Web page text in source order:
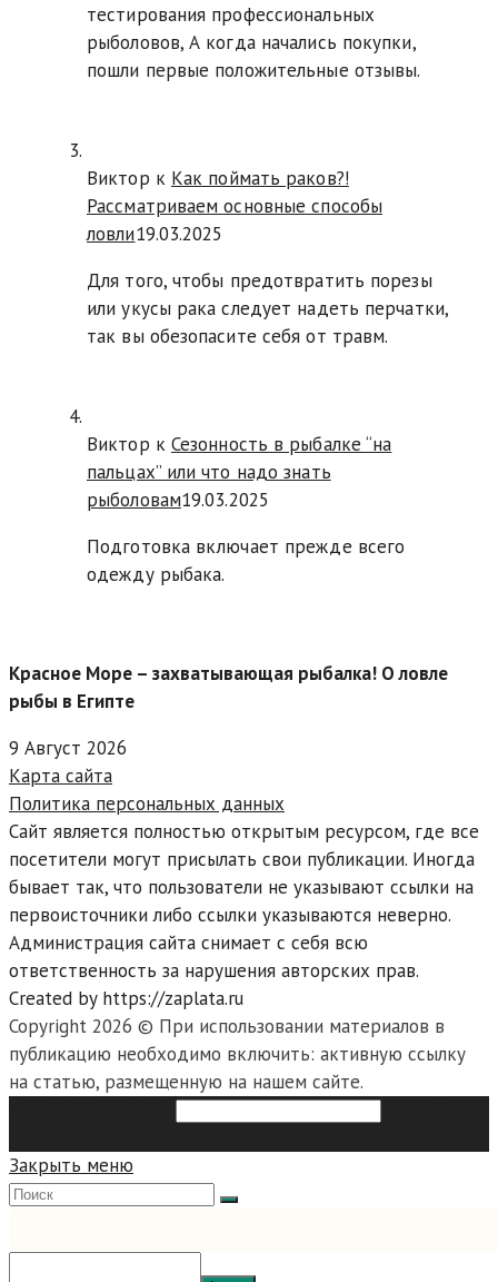
тестирования профессиональных
рыболовов, А когда начались покупки,
пошли первые положительные отзывы.
Виктор к Как поймать раков?!
Рассматриваем основные способы
ловли19.03.2025
Для того, чтобы предотвратить порезы
или укусы рака следует надеть перчатки,
так вы обезопасите себя от травм.
Виктор к Сезонность в рыбалке “на
пальцах” или что надо знать
рыболовам19.03.2025
Подготовка включает прежде всего
одежду рыбака.
Красное Море – захватывающая рыбалка! О ловле
рыбы в Египте
9 Август 2026
Карта сайта
Политика персональных данных
Сайт является полностью открытым ресурсом, где все
посетители могут присылать свои публикации. Иногда
бывает так, что пользователи не указывают ссылки на
первоисточники либо ссылки указываются неверно.
Администрация сайта снимает с себя всю
ответственность за нарушения авторских прав.
Created by https://zaplata.ru
Copyright 2026 © При использовании материалов в
публикацию необходимо включить: активную ссылку
на статью, размещенную на нашем сайте.
Закрыть меню